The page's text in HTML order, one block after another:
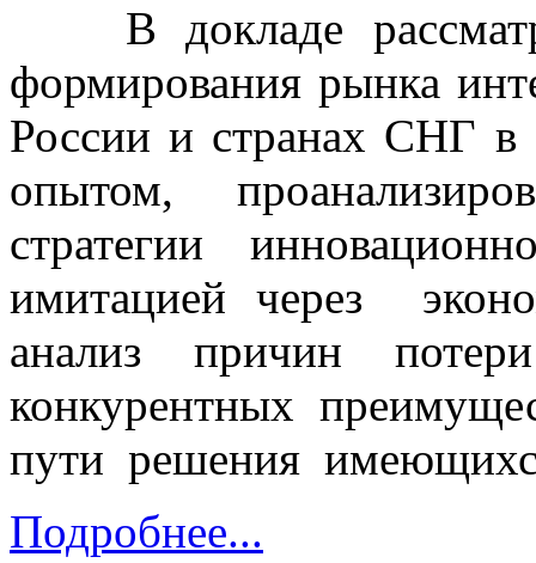
В докладе
формирования рынка
России и странах СНГ
опытом,
стратегии
имитацией через
анализ причин
конкурентных
пути решения
Подробнее...